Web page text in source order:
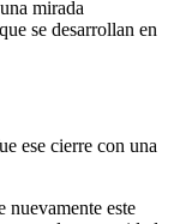
mirada
se desarrollan en
ese cierre con una
nuevamente este